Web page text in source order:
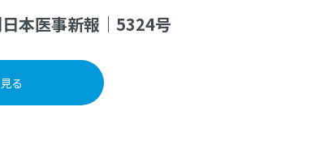
本医事新報｜5324号
る